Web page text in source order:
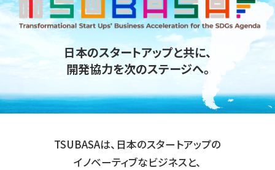
日本のスタートアップと共に、
開発協力を次のステージへ。
TSUBASAは、日本のスタートアップの
イノベーティブなビジネスと、